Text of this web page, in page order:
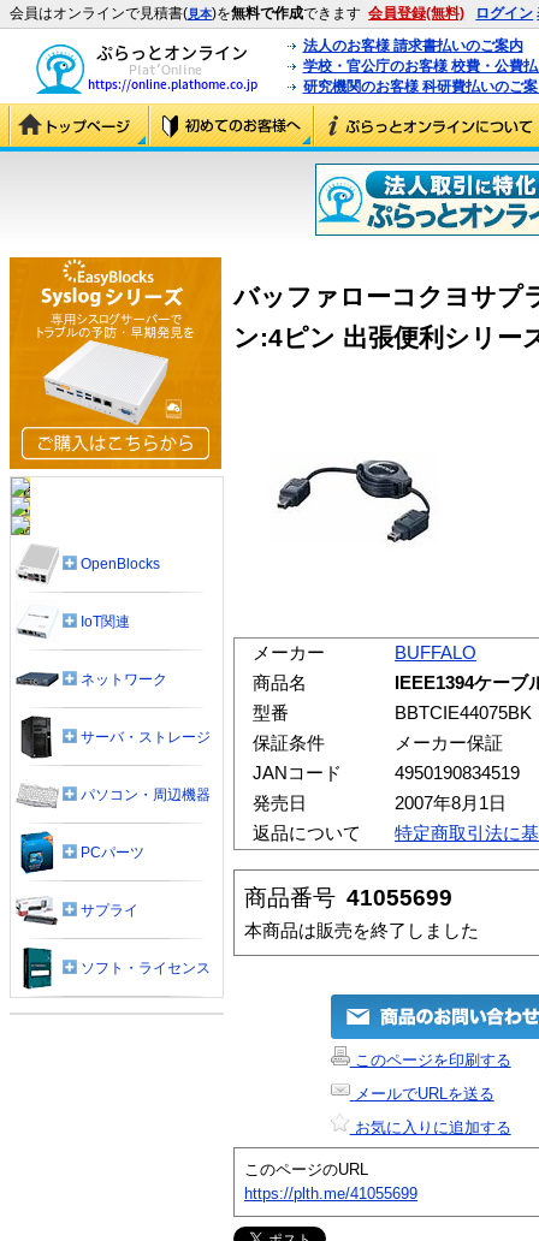
会員はオンラインで見積書(見本)を無料で作成できます 会員登録(無料) ログイン
法人のお客様 請求書払いのご案内
学校・官公庁のお客様 校費・公費
研究機関のお客様 科研費払いのご
バッファローコクヨサプ
ン:4ピン 出張便利シリー
メーカー
BUFFALO
商品名
IEEE1394ケー
型番
BBTCIE44075BK
保証条件
メーカー保証
JANコード
4950190834519
発売日
2007年8月1日
返品について
特定商取引法に
商品番号 41055699
本商品は販売を終了しました
このページを印刷する
メールでURLを送る
お気に入りに追加する
このページのURL
https://plth.me/41055699
OpenBlocks
IoT関連
ネットワーク
サーバ・ストレージ
パソコン・周辺機器
PCパーツ
サプライ
ソフト・ライセンス